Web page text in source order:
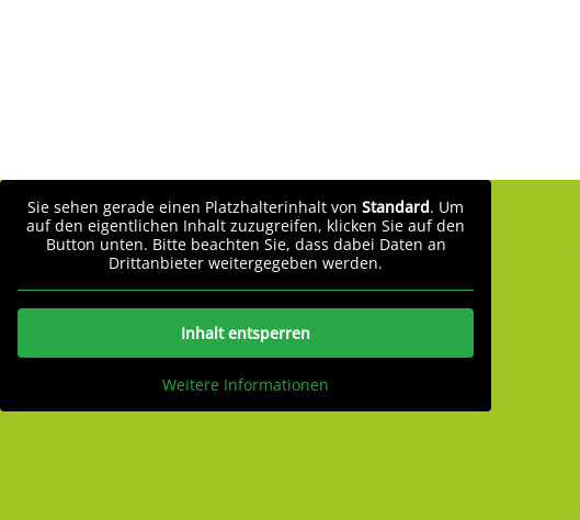
Sie sehen gerade einen Platzhalterinhalt von Standard. Um
auf den eigentlichen Inhalt zuzugreifen, klicken Sie auf den
Button unten. Bitte beachten Sie, dass dabei Daten an
Drittanbieter weitergegeben werden.
Inhalt entsperren
Weitere Informationen